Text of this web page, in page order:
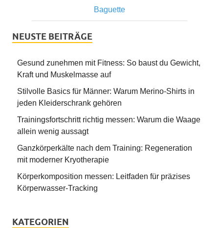
Baguette
NEUSTE BEITRÄGE
Gesund zunehmen mit Fitness: So baust du Gewicht,
Kraft und Muskelmasse auf
Stilvolle Basics für Männer: Warum Merino-Shirts in
jeden Kleiderschrank gehören
Trainingsfortschritt richtig messen: Warum die Waage
allein wenig aussagt
Ganzkörperkälte nach dem Training: Regeneration
mit moderner Kryotherapie
Körperkomposition messen: Leitfaden für präzises
Körperwasser-Tracking
KATEGORIEN